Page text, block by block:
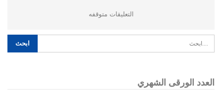
التعليقات متوقفه
العدد الورقى الشهري